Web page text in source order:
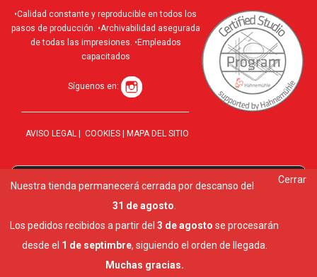
•Calidad constante y reproducible en todos los
pasos de producción. •Archivabilidad asegurada
de todas las impresiones. •Empleados
capacitados
Síguenos en:
AVISO LEGAL | COOKIES | MAPA DEL SITIO
Cerrar
Nuestra tienda permanecerá cerrada por descanso del
31 de agosto
Los pedidos recibidos a partir del 3 de agosto se procesarán
desde el 1 de septimbre, siguiendo el orden de llegada.
Muchas gracias.
Utilizamos cookies para ofrecerte la mejor experiencia en
Puedes aprender más sobre qué cookies utilizamos o
desactivarlas en los ajustes.
Aceptar Ajustes Cerrar el banner de cookies RGPD